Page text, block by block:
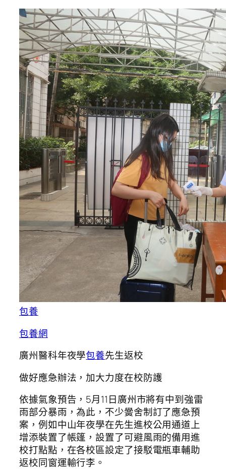
包養
包養網
廣州醫科年夜學包養先生返校
做好應急辦法，加大力度在校防護
依據氣象預告，5月11日廣州市將有中到強雷
雨部分暴雨，為此，不少黌舍制訂了應急預
案，例如中山年夜學在先生進校公用通道上
增添裝置了帳篷，設置了可避風雨的備用進
校打點點，在各校區設定了接駁電瓶車輔助
返校同窗運輸行李。